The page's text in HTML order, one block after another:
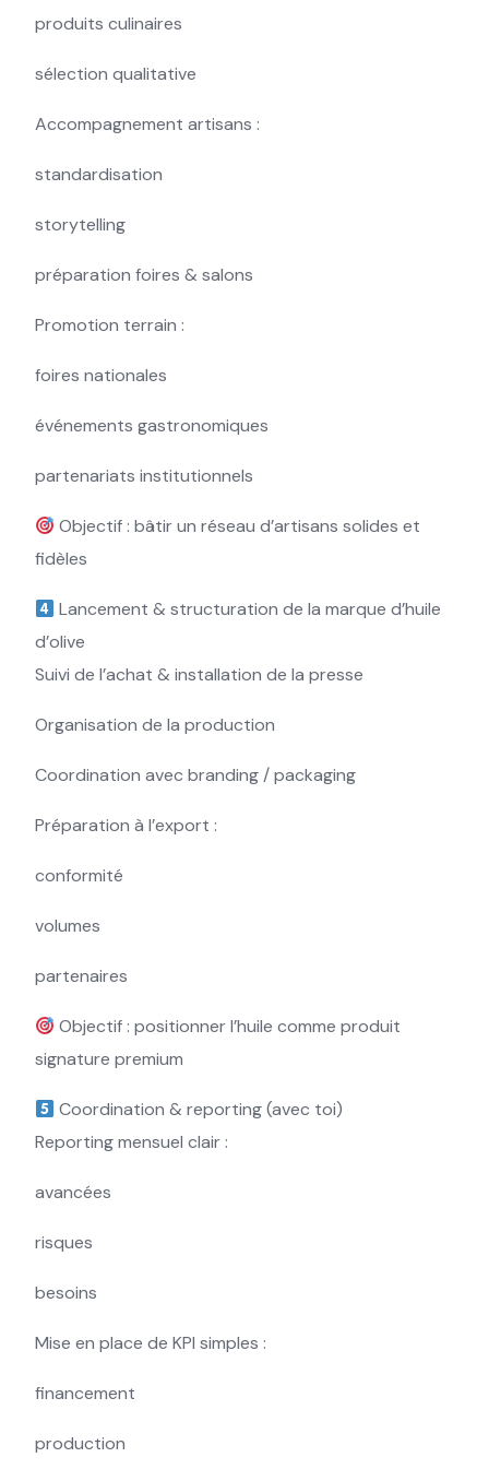
produits culinaires
sélection qualitative
Accompagnement artisans :
standardisation
storytelling
préparation foires & salons
Promotion terrain :
foires nationales
événements gastronomiques
partenariats institutionnels
Objectif : bâtir un réseau d’artisans solides et
fidèles
Lancement & structuration de la marque d’huile
d’olive
Suivi de l’achat & installation de la presse
Organisation de la production
Coordination avec branding / packaging
Préparation à l’export :
conformité
volumes
partenaires
Objectif : positionner l’huile comme produit
signature premium
Coordination & reporting (avec toi)
Reporting mensuel clair :
avancées
risques
besoins
Mise en place de KPI simples :
financement
production